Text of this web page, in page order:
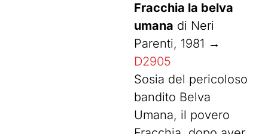
Fracchia la belva
umana di Neri
Parenti, 1981 →
D2905
Sosia del pericoloso
bandito Belva
Umana, il povero